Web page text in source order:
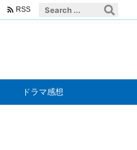
ドラマ感想
 RSS